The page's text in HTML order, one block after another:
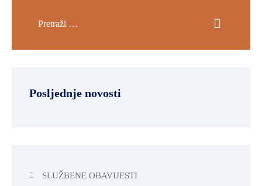
Posljednje novosti
SLUŽBENE OBAVIJESTI